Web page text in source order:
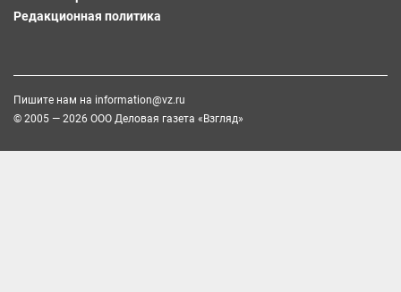
Редакционная политика
Пишите нам на information@vz.ru
© 2005 — 2026 ООО Деловая газета «Взгляд»